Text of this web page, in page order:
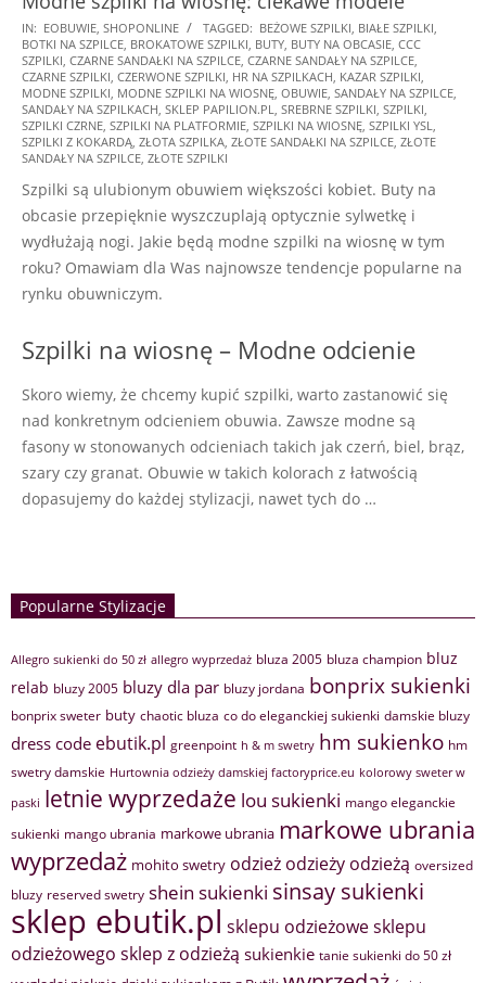
2025-
01-
27
IN: EOBUWIE SHOPONLINE TAGGED: BEŻOWE SZPILKI BIAŁE SZPILKI
BOTKI NA SZPILCE BROKATOWE SZPILKI BUTY BUTY NA OBCASIE CCC
SZPILKI CZARNE SANDAŁKI NA SZPILCE CZARNE SANDAŁY NA SZPILCE
CZARNE SZPILKI CZERWONE SZPILKI HR NA SZPILKACH KAZAR SZPILKI
MODNE SZPILKI MODNE SZPILKI NA WIOSNĘ OBUWIE SANDAŁY NA SZPILCE
SANDAŁY NA SZPILKACH SKLEP PAPILION.PL SREBRNE SZPILKI SZPILKI
SZPILKI CZRNE SZPILKI NA PLATFORMIE SZPILKI NA WIOSNĘ SZPILKI YSL
SZPILKI Z KOKARDĄ ZŁOTA SZPILKA ZŁOTE SANDAŁKI NA SZPILCE ZŁOTE
SANDAŁY NA SZPILCE ZŁOTE SZPILKI
Szpilki są ulubionym obuwiem większości kobiet. Buty na
obcasie przepięknie wyszczuplają optycznie sylwetkę i
wydłużają nogi. Jakie będą modne szpilki na wiosnę w tym
roku? Omawiam dla Was najnowsze tendencje popularne na
rynku obuwniczym.
Szpilki na wiosnę – Modne odcienie
Skoro wiemy, że chcemy kupić szpilki, warto zastanowić się
nad konkretnym odcieniem obuwia. Zawsze modne są
fasony w stonowanych odcieniach takich jak czerń, biel, brąz,
szary czy granat. Obuwie w takich kolorach z łatwością
dopasujemy do każdej stylizacji, nawet tych do …
Popularne Stylizacje
Allegro sukienki do 50 zł allegro wyprzedaż bluza 2005 bluza champion bluz
relab bluzy 2005 bluzy dla par bluzy jordana bonprix sukienki
bonprix sweter buty chaotic bluza co do eleganckiej sukienki damskie bluzy
dress code ebutik.pl greenpoint h & m swetry hm sukienko hm
swetry damskie Hurtownia odzieży damskiej factoryprice.eu kolorowy sweter w
paski letnie wyprzedaże lou sukienki mango eleganckie
sukienki mango ubrania markowe ubrania markowe ubrania
wyprzedaż mohito swetry odzież odzieży odzieżą oversized
bluzy reserved swetry shein sukienki sinsay sukienki
sklep ebutik.pl sklepu odzieżowesklepu
odzieżowego sklep z odzieżą sukienkie tanie sukienki do 50 zł